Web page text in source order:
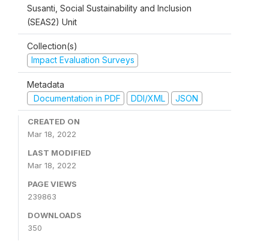
Susanti, Social Sustainability and Inclusion
(SEAS2) Unit
Collection(s)
Impact Evaluation Surveys
Metadata
Documentation in PDF
DDI/XML JSON
CREATED ON
Mar 18, 2022
LAST MODIFIED
Mar 18, 2022
PAGE VIEWS
239863
DOWNLOADS
350